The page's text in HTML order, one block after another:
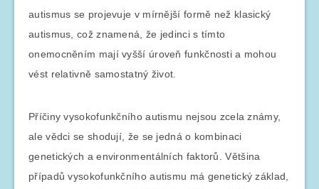
autismus se projevuje v mírnější formě než klasický
autismus, což znamená, že jedinci s tímto
onemocněním mají vyšší úroveň funkčnosti a mohou
vést relativně samostatný život.
Příčiny vysokofunkčního autismu nejsou zcela známy,
ale vědci se shodují, že se jedná o kombinaci
genetických a environmentálních faktorů. Většina
případů vysokofunkčního autismu má genetický základ,